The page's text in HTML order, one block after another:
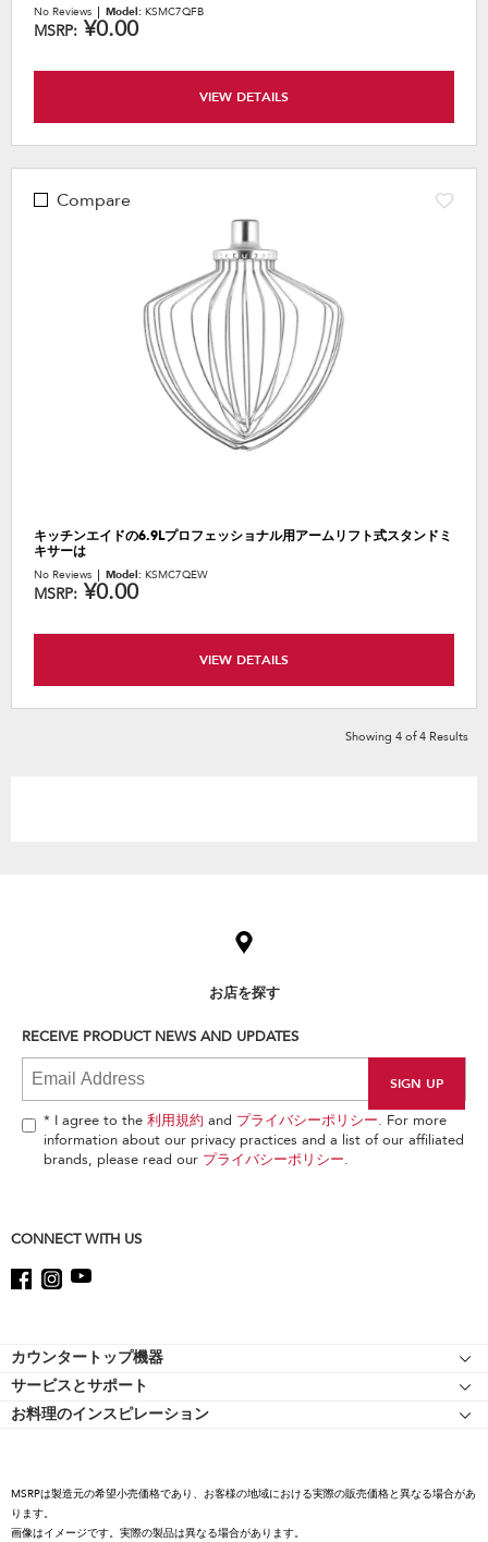
No Reviews Model: KSMC7QFB
MSRP: ¥0.00
VIEW DETAILS
Compare
キッチンエイドの6.9Lプロフェッショナル用アームリフト式スタンドミ
キサーは
No Reviews Model: KSMC7QEW
MSRP: ¥0.00
VIEW DETAILS
Showing 4 of4 Results
find
the
end
お店を探す
RECEIVE PRODUCT NEWS AND UPDATES
* I agree to the 利用規約 and プライバシーポリシー. For more
information about our privacy practices and a list of our affiliated
brands, please read our プライバシーポリシー.
CONNECT WITH US
Footer
カウンタートップ機器
スタンドミキサー
スタンドミキサーのアタッチメント
コーヒーコレクション
ハンドミキサー
サービスとサポート
リソース
お料理のインスピレーション
国際
MSRPは製造元の希望小売価格であり、お客様の地域における実際の販売価格と異なる場合があ
ります。
画像はイメージです。実際の製品は異なる場合があります。